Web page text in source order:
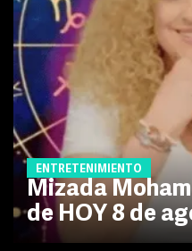
ENTRETENIMIENTO
Mizada
de HOY 8 de